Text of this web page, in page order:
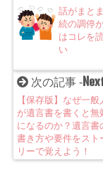
話がまと
続の調停
はコレを
い
次の記事 -
【保存版】なぜ一般
が遺言書を書くと無
になるのか？遺言書
書き方や要件をスト
リーで覚えよう！